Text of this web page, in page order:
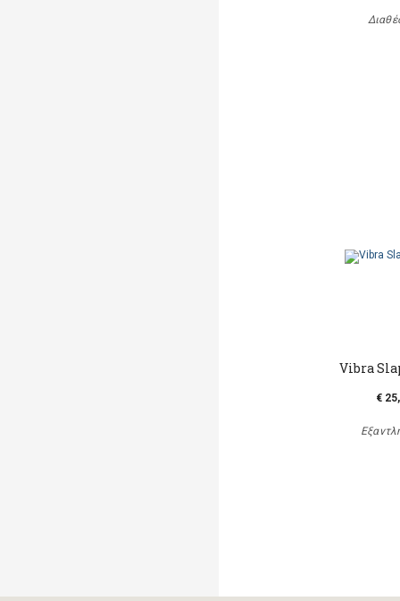
Vibra
€